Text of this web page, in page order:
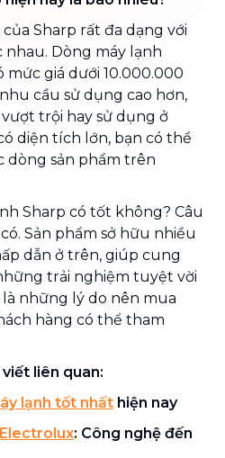
Sharp rất đa dạng với
nhau. Dòng máy lạnh
giá dưới 10.000.000
cầu sử dụng cao hơn,
trội hay sử dụng ở
diện tích lớn, bạn có thể
dòng sản phẩm trên
Sharp có tốt không? Câu
Sản phẩm sở hữu nhiều
dẫn ở trên, giúp cung
trải nghiệm tuyệt vời
những lý do nên mua
hàng có thể tham
liên quan:
lạnh tốt nhất hiện nay
: Công nghệ đến